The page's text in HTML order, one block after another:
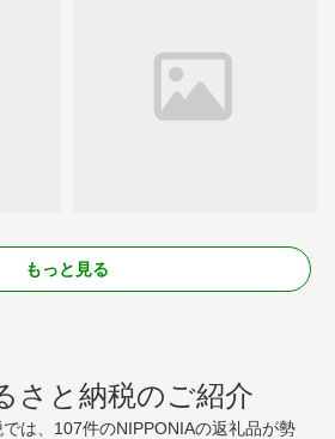
もっと見る
さと納税のご紹介
は、107件のNIPPONIAの返礼品が勢